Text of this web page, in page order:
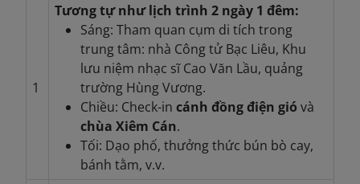
1
Tương tự như lịch trình 2 ngày 1 đêm:
Sáng: Tham quan cụm di tích trong
trung tâm: nhà Công tử Bạc Liêu, Khu
lưu niệm nhạc sĩ Cao Văn Lầu, quảng
trường Hùng Vương.
Chiều: Check-in cánh đồng điện gió và
chùa Xiêm Cán.
Tối: Dạo phố, thưởng thức bún bò cay,
bánh tằm, v.v.